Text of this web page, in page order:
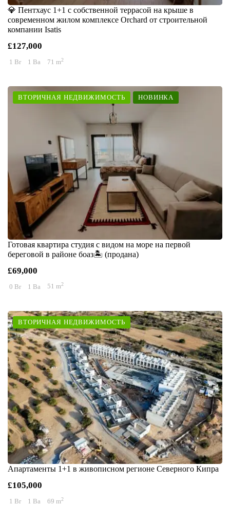
💎 Пентхаус 1+1 с собственной террасой на крыше в
современном жилом комплексе Orchard от строительной
компании Isatis
£127,000
1 Br 1 Ba 71 m2
ВТОРИЧНАЯ НЕДВИЖИМОСТЬ НОВИНКА
Готовая квартира студия с видом на море на первой
береговой в районе боаз🏝️ (продана)
£69,000
0 Br 1 Ba 51 m2
ВТОРИЧНАЯ НЕДВИЖИМОСТЬ
Апартаменты 1+1 в живописном регионе Северного Кипра
£105,000
1 Br 1 Ba 69 m2